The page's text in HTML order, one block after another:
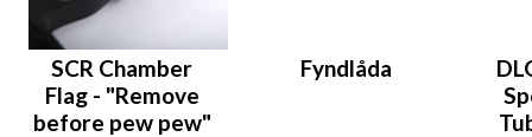
SCR Chamber
Flag - "Remove
before pew pew"
Fyndlåda